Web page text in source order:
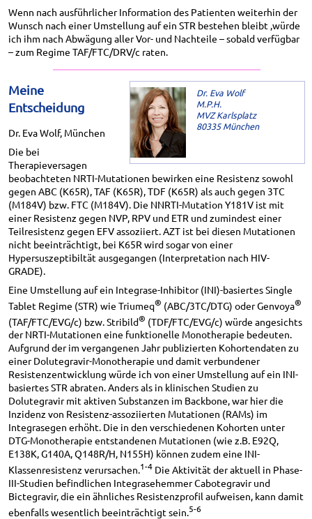
Wenn nach ausführlicher Information des Patienten weiterhin der
Wunsch nach einer Umstellung auf ein STR bestehen bleibt ,würde
ich ihm nach Abwägung aller Vor- und Nachteile – sobald verfügbar
– zum Regime TAF/FTC/DRV/c raten.
Dr. Eva Wolf
M.P.H.
MVZ Karlsplatz
80335 München
Meine
Entscheidung
Dr. Eva Wolf, München
Die bei
Therapieversagen
beobachteten NRTI-Mutationen bewirken eine Resistenz sowohl
gegen ABC (K65R), TAF (K65R), TDF (K65R) als auch gegen 3TC
(M184V) bzw. FTC (M184V). Die NNRTI-Mutation Y181V ist mit
einer Resistenz gegen NVP, RPV und ETR und zumindest einer
Teilresistenz gegen EFV assoziiert. AZT ist bei diesen Mutationen
nicht beeinträchtigt, bei K65R wird sogar von einer
Hypersuszeptibiltät ausgegangen (Interpretation nach HIV-
GRADE).
Eine Umstellung auf ein Integrase-Inhibitor (INI)-basiertes Single
Tablet Regime (STR) wie Triumeq® (ABC/3TC/DTG) oder Genvoya®
(TAF/FTC/EVG/c) bzw. Stribild® (TDF/FTC/EVG/c) würde angesichts
der NRTI-Mutationen eine funktionelle Monotherapie bedeuten.
Aufgrund der im vergangenen Jahr publizierten Kohortendaten zu
einer Dolutegravir-Monotherapie und damit verbundener
Resistenzentwicklung würde ich von einer Umstellung auf ein INI-
basiertes STR abraten. Anders als in klinischen Studien zu
Dolutegravir mit aktiven Substanzen im Backbone, war hier die
Inzidenz von Resistenz-assoziierten Mutationen (RAMs) im
Integrasegen erhöht. Die in den verschiedenen Kohorten unter
DTG-Monotherapie entstandenen Mutationen (wie z.B. E92Q,
E138K, G140A, Q148R/H, N155H) können zudem eine INI-
Klassenresistenz verursachen.1-4 Die Aktivität der aktuell in Phase-
III-Studien befindlichen Integrasehemmer Cabotegravir und
Bictegravir, die ein ähnliches Resistenzprofil aufweisen, kann damit
ebenfalls wesentlich beeinträchtigt sein. 5-6